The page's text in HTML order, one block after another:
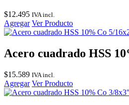
$12.495 IVA incl.
Agregar Ver Producto
Acero cuadrado HSS
$15.589 IVA incl.
Agregar Ver Producto